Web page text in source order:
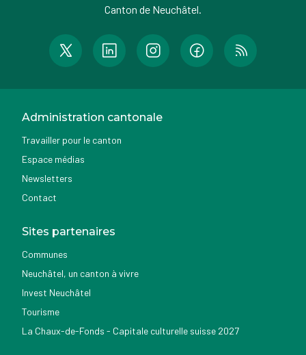
Canton de Neuchâtel.
Administration cantonale
Travailler pour le canton
Espace médias
Newsletters
Contact
Sites partenaires
Communes
Neuchâtel, un canton à vivre
Invest Neuchâtel
Tourisme
La Chaux-de-Fonds - Capitale culturelle suisse 2027